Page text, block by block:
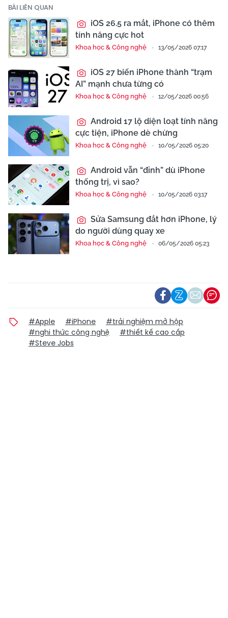
BÀI LIÊN QUAN
iOS 26.5 ra mắt, iPhone có thêm
tính năng cực hot
Khoa học & Công nghệ 13/05/2026 07:17
iOS 27 biến iPhone thành “trạm
AI” mạnh chưa từng có
Khoa học & Công nghệ 12/05/2026 00:56
Android 17 lộ diện loạt tính năng
cực tiện, iPhone dè chừng
Khoa học & Công nghệ 10/05/2026 05:20
Android vẫn “đỉnh” dù iPhone
thống trị, vì sao?
Khoa học & Công nghệ 10/05/2026 03:17
Sửa Samsung đắt hơn iPhone, lý
do người dùng quay xe
Khoa học & Công nghệ 06/05/2026 05:23
#Apple #iPhone
#trải nghiệm mở hộp
#nghi thức công nghệ
#thiết kế cao cấp
#Steve Jobs